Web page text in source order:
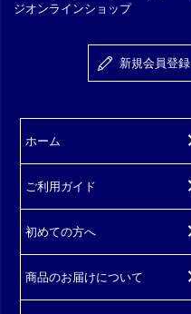
ジオンラインショップ
新規会員登録
ホーム
ご利用ガイド
初めての方へ
商品のお届けについて